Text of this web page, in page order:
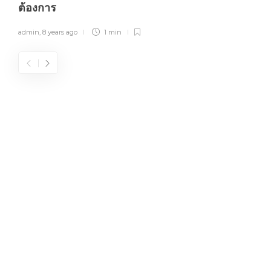
ต้องการ
admin, 8 years ago 1 min